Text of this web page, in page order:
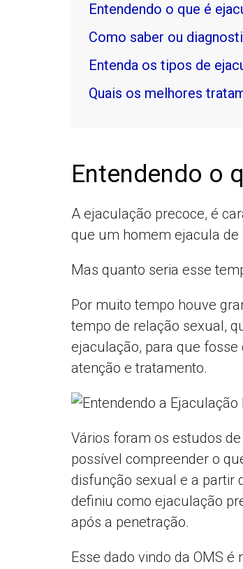
Entendendo o que é
Como saber ou
Entenda os tipos de
Quais os melhores
Entendendo o
A ejaculação precoce, é
que um homem ejacula de
Mas quanto seria esse
Por muito tempo houve
tempo de relação sexual,
ejaculação, para que
atenção e tratamento.
Vários foram os estudos
possível compreender o
disfunção sexual e a partir
definiu como ejaculação
após a penetração.
Esse dado vindo da OMS